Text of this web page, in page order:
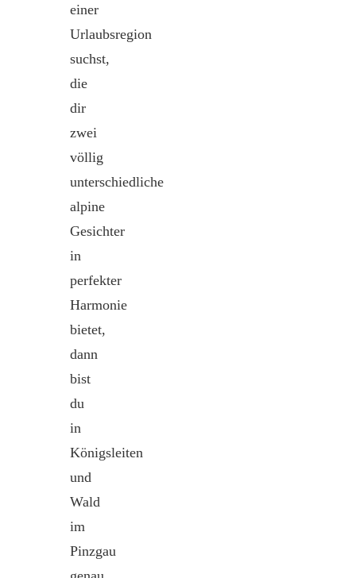
einer
Urlaubsregion
suchst,
die
dir
zwei
völlig
unterschiedliche
alpine
Gesichter
in
perfekter
Harmonie
bietet,
dann
bist
du
in
Königsleiten
und
Wald
im
Pinzgau